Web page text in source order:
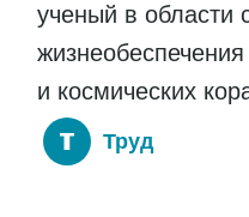
ученый в области
и космических
Труд